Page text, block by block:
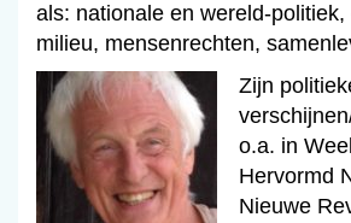
als: nationale en wereld-politiek,
milieu, mensenrechten,
Zijn
o.a. in
Hervormd
Nieuwe